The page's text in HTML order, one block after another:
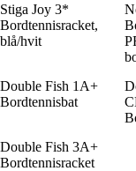
Stiga Joy 3*
Bordtennisracket,
blå/hvit
Double Fish 1A+
Bordtennisbat
Double Fish 3A+
Bordtennisracket